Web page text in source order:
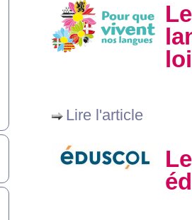
Lire l'article